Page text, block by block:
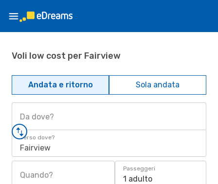
Voli low cost per Fairview
Andata e ritorno Sola andata
Da dove?
Verso dove?
Fairview
Quando?
Passeggeri
1 adulto